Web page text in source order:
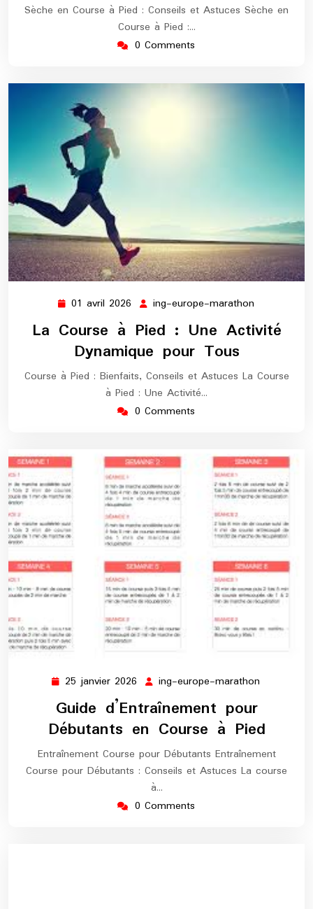
Sèche en Course à Pied : Conseils et Astuces Sèche en
Course à Pied :…
0 Comments
01 avril 2026 01
avril
2026
ing-europe-marathon
europe-
marathon
La Course à Pied : Une Activité
Dynamique pour Tous
Course à Pied : Bienfaits, Conseils et Astuces La Course
à Pied : Une Activité…
0 Comments
25 janvier 2026 25
janvier
2026
ing-europe-marathon
Guide d’Entraînement pour
Débutants en Course à Pied
Entraînement Course pour Débutants Entraînement
Course pour Débutants : Conseils et Astuces La course
à…
0 Comments